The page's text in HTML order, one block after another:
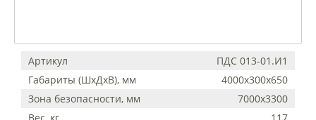
Артикул
ПДС 013-01.И1
Габариты (ШхДхВ), мм
4000х300х650
Зона безопасности, мм
7000х3300